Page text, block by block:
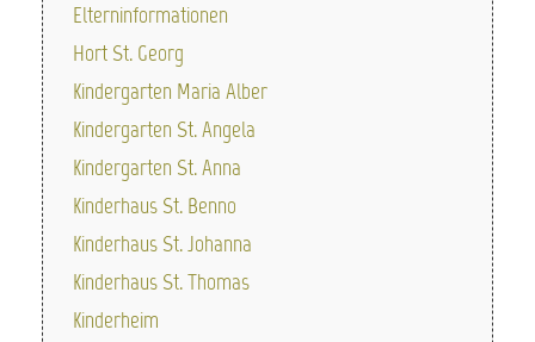
Elterninformationen
Hort St. Georg
Kindergarten Maria Alber
Kindergarten St. Angela
Kindergarten St. Anna
Kinderhaus St. Benno
Kinderhaus St. Johanna
Kinderhaus St. Thomas
Kinderheim